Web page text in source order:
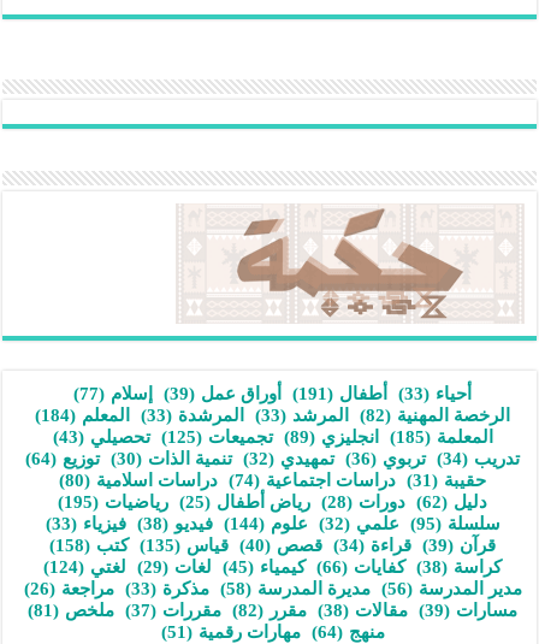
أحياء (33) أطفال (191) أوراق عمل (39) إسلام (77)
الرخصة المهنية (82) المرشد (33) المرشدة (33) المعلم (184)
المعلمة (185) انجليزي (89) تجميعات (125) تحصيلي (43)
تدريب (34) تربوي (36) تمهيدي (32) تنمية الذات (30) توزيع (64)
حقيبة (31) دراسات اجتماعية (74) دراسات اسلامية (80)
دليل (62) دورات (28) رياض أطفال (25) رياضيات (195)
سلسلة (95) علمي (32) علوم (144) فيديو (38) فيزياء (33)
قرآن (39) قراءة (34) قصص (40) قياس (135) كتب (158)
كراسة (38) كفايات (66) كيمياء (45) لغات (29) لغتي (124)
مدير المدرسة (56) مديرة المدرسة (58) مذكرة (33) مراجعة (26)
مسارات (39) مقالات (38) مقرر (82) مقررات (37) ملخص (81)
منهج (64) مهارات رقمية (51)